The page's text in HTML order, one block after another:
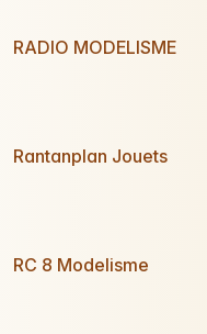
RADIO MODELISME
Rantanplan Jouets
RC 8 Modelisme